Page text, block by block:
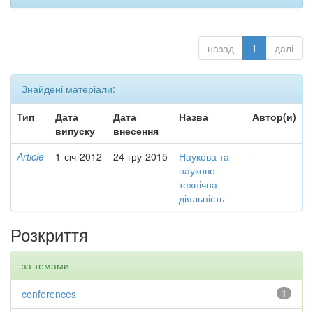
назад 1 далі
Знайдені матеріали:
Тип
Дата
випуску
Дата
внесення
Назва Автор(и)
Article 1-січ-2012 24-гру-2015
Наукова та
науково-
технічна
діяльність
-
Розкриття
за темами
1
conferences